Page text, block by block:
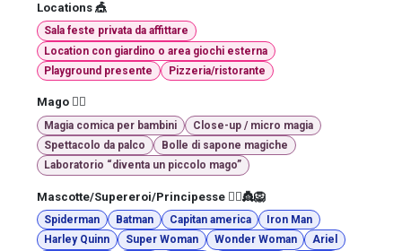
Locations 🎪
Sala feste privata da affittare
Location con giardino o area giochi esterna
Playground presente
Pizzeria/ristorante
Mago 🧙‍♂️
Magia comica per bambini
Close-up / micro magia
Spettacolo da palco
Bolle di sapone magiche
Laboratorio “diventa un piccolo mago”
Mascotte/Supereroi/Principesse 🦸‍♀️👸🦁
Spiderman Batman Capitan america
Iron Man
Harley Quinn
Super Woman Wonder Woman
Ariel